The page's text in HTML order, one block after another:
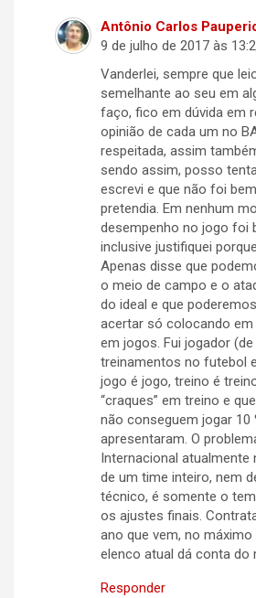
Antônio Carlos
9 de julho de 2017 às
Vanderlei, sempre que
semelhante ao seu em
faço, fico em dúvida em
opinião de cada um no
respeitada, assim
sendo assim, posso
escrevi e que não foi
pretendia. Em nenhum
desempenho no jogo foi
inclusive justifiquei
Apenas disse que
o meio de campo e o
do ideal e que
acertar só colocando
em jogos. Fui jogador
treinamentos no futebol
jogo é jogo, treino é
“craques” em treino e
não conseguem jogar 10
apresentaram. O
Internacional
de um time inteiro, nem
técnico, é somente o
os ajustes finais.
ano que vem, no máximo
elenco atual dá conta do
Responder